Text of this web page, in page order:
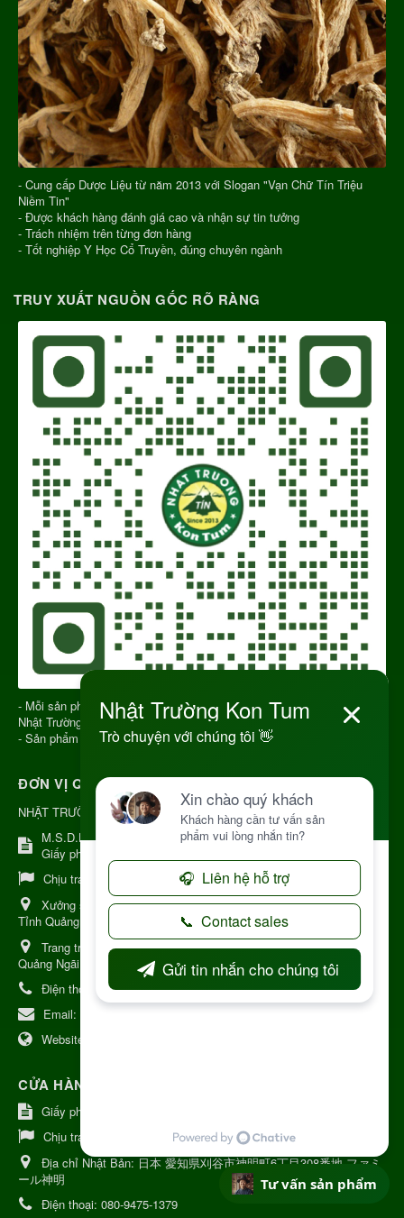
- Cung cấp Dược Liệu từ năm 2013 với Slogan "Vạn Chữ Tín Triệu
Niềm Tin"
- Được khách hàng đánh giá cao và nhận sự tin tưởng
- Trách nhiệm trên từng đơn hàng
- Tốt nghiệp Y Học Cổ Truyền, đúng chuyên ngành
TRUY XUẤT NGUỒN GỐC RÕ RÀNG
- Mỗi sản phẩm gửi đi có QR CODE để truy xuất nguồn gốc sản phẩm
Nhật Trường Kon Tum
- Sản phẩm chính gốc Kon Tum Việt Nam
ĐƠN VỊ QUẢN LÝ
NHẬT TRƯỜNG KON TUM
M.S.D.N: 8344254367, Cấp tại Kon Tum.
Giấy phép số: Số 38A.8009409/HKD
Chịu trách nhiệm:
Chủ cơ sở Nguyễn Nhật Trường
Xưởng sản xuất:34 Lý Thường Kiệt, Tổ 6, Phường Kon Tum,
Tỉnh Quảng Ngải
Trang trại Dược Liệu Hữu Cơ:Khu 37 Hộ Xã Măng Đen Tỉnh
Quảng Ngãi
Điện thoại:
+84 906968923
Email:
Website:
CỬA HÀNG GIỚI THIỆU TẠI NHẬT BẢN
Giấy phép số: 080-9475-1379
Chịu trách nhiệm:
MR THƯƠNG
Địa chỉ Nhật Bản: 日本 愛知県刈谷市神明町6丁目308番地 ファミ
ール神明
Điện thoại: 080-9475-1379
Tư vấn sản phẩm